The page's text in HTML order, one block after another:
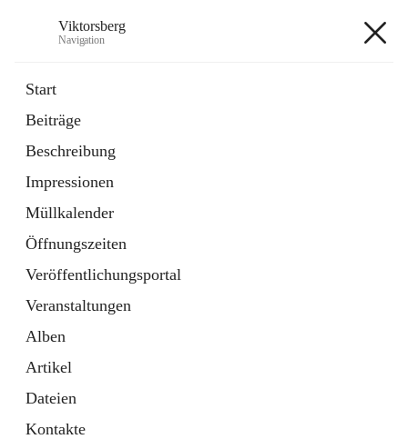
Viktorsberg
Navigation
Start
Beiträge
Beschreibung
Impressionen
Müllkalender
Öffnungszeiten
Veröffentlichungsportal
Veranstaltungen
Alben
Artikel
Dateien
Kontakte
1 Schnellzugriff
Bürgerservice
10 Schnellzugriffe